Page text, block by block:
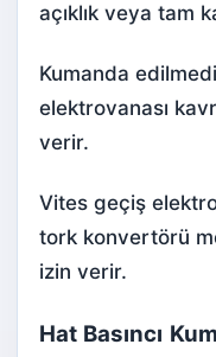
açıklık veya tam
Kumanda
elektrovanası
verir.
Vites geçiş
tork konvertörü
izin verir.
Hat Basıncı